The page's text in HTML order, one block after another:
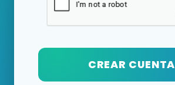
CREAR CUENTA